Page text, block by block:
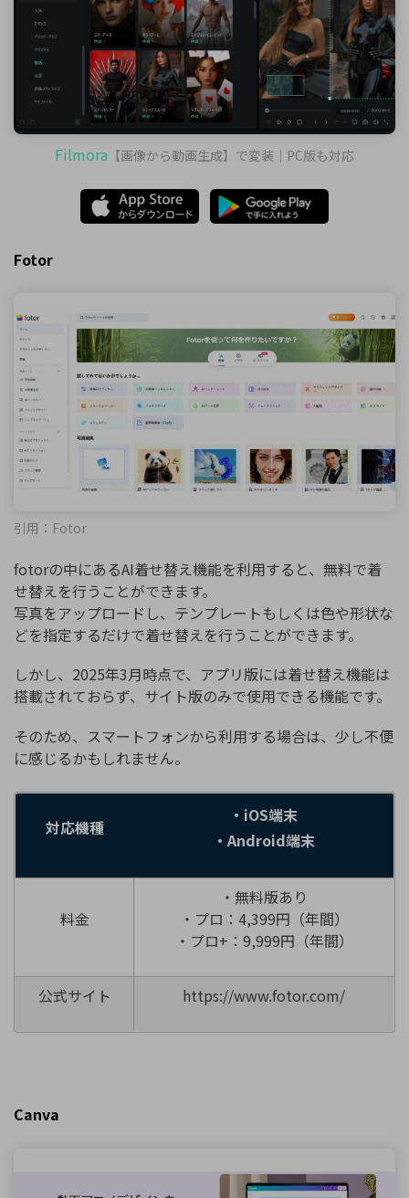
Filmora 【画像から動画生成】で変装｜PC版も対応
Fotor
引用：Fotor
fotorの中にあるAI着せ替え機能を利用すると、無料で着
せ替えを行うことができます。
写真をアップロードし、テンプレートもしくは色や形状な
どを指定するだけで着せ替えを行うことができます。
しかし、2025年3月時点で、アプリ版には着せ替え機能は
搭載されておらず、サイト版のみで使用できる機能です。
そのため、スマートフォンから利用する場合は、少し不便
に感じるかもしれません。
対応機種
・iOS端末
・Android端末
料金
・無料版あり
・プロ：4,399円（年間）
・プロ+：9,999円（年間）
公式サイト https://www.fotor.com/
Canva